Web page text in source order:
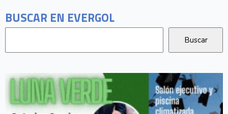
BUSCAR EN EVERGOL